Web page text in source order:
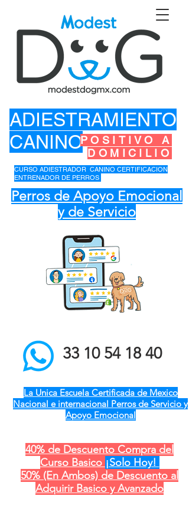
ADIESTRAMIENTO
CANINOPOSITIVO A
DOMICILIO
Perros de Apoyo Emocional
y de Servicio
el mejor entrenador de
perros a domicilio qro ver
pue gdl cdmx mty cdmx
modest dog adiestramiento
33 10 54 18 40
La Unica Escuela Certificada de Mexico
Nacional e internacional Perros de Servicio y
Apoyo Emocional
40% de Descuento Compra del
Curso Basico ¡Solo Hoy!
50% (En Ambos) de Descuento al
Adquirir Basico y Avanzado
CURSO ADIESTRADOR CANINO CERTIFICACION
ENTRENADOR DE PERROS